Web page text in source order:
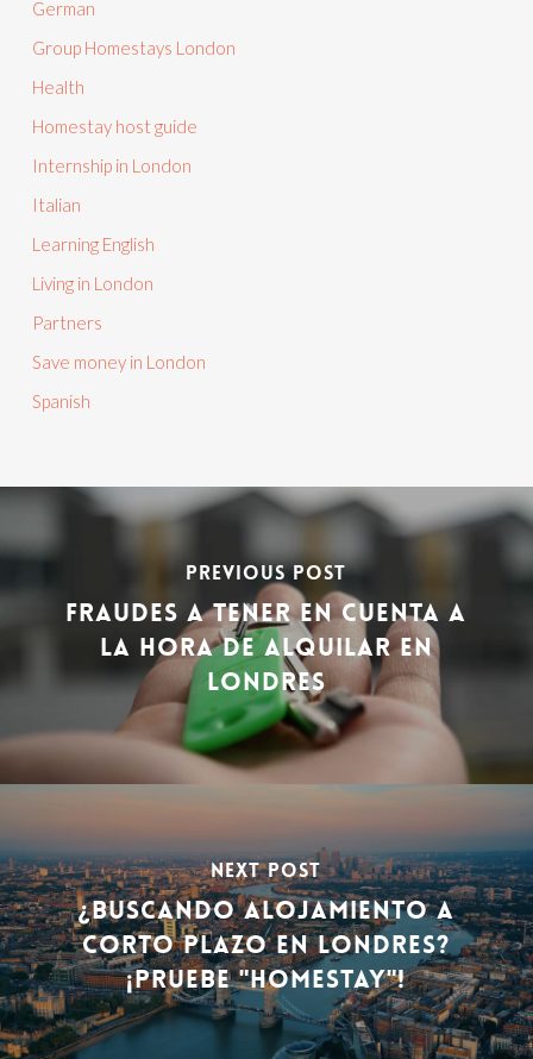
German
Group Homestays London
Health
Homestay host guide
Internship in London
Italian
Learning English
Living in London
Partners
Save money in London
Spanish
PREVIOUS POST
FRAUDES A TENER EN CUENTA A
LA HORA DE ALQUILAR EN
LONDRES
NEXT POST
¿BUSCANDO ALOJAMIENTO A
CORTO PLAZO EN LONDRES?
¡PRUEBE "HOMESTAY"!